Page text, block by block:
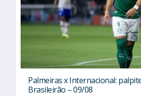
Palmeiras x Internacional:
Brasileirão – 09/08